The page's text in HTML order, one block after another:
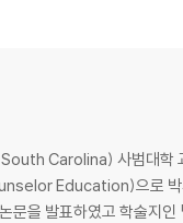
Carolina) 사범대
Education)으로 박
을 발표하였고 학술지인